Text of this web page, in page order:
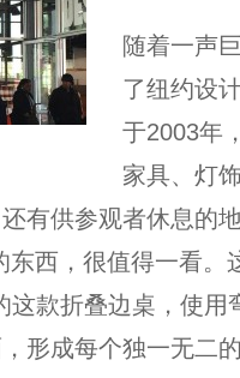
随着一声
了纽约设
于2003年
家具、灯
有供参观者休息的
东西，很值得一看。
这款折叠边桌，使用
形成每个独一无二